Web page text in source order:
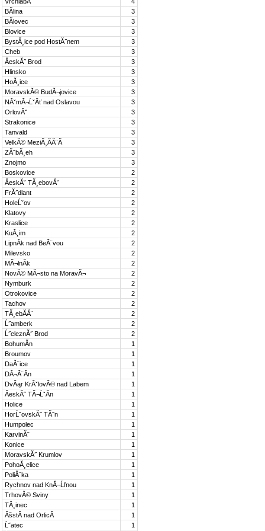
BĂ­lina
3
BĂ­lovec
3
Blovice
3
BystĂ¸ice pod HostĂ˝nem
3
Cheb
3
ĂeskĂ˝ Brod
3
Hlinsko
3
HoĂ¸ice
3
MoravskĂ© BudĂ¬jovice
3
NĂˇmĂ¬ĹˇÂť nad Oslavou
3
OrlovĂˇ
3
Strakonice
3
Tanvald
3
VelkĂ© MeziĂ¸Ă­Ă¨Ă­
3
ZĂˇbĂ¸eh
3
Znojmo
3
Boskovice
2
ĂeskĂˇ TĂ¸ebovĂˇ
2
FrĂ˝dlant
2
HoleĹˇov
2
Klatovy
2
Kraslice
2
KuĂ¸im
2
LipnĂ­k nad BeĂ¨vou
2
Milevsko
2
MĂ¬lnĂ­k
2
NovĂ© MĂ¬sto na MoravĂ¬
2
Nymburk
2
Otrokovice
2
Tachov
2
TĂ¸ebĂ­Ă¨
2
Ĺ˝amberk
2
Ĺ˝eleznĂ˝ Brod
2
BohumĂ­n
1
Broumov
1
DaĂ¨ice
1
DĂ¬Ă¨Ă­n
1
DvĂąr KrĂˇlovĂ© nad Labem
1
ĂeskĂ˝ TĂ¬ĹˇĂ­n
1
Holice
1
HorĹˇovskĂ˝ TĂ˝n
1
Humpolec
1
KarvinĂˇ
1
Konice
1
MoravskĂ˝ Krumlov
1
PohoĂ¸elice
1
PoliĂ¨ka
1
Rychnov nad KnĂ¬Ĺľnou
1
TrhovĂ© Sviny
1
TĂ¸inec
1
ĂšstĂ­ nad OrlicĂ­
1
Ĺ˝atec
1